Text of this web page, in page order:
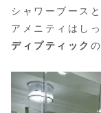
シャワーブース
アメニティはし
ディプティック